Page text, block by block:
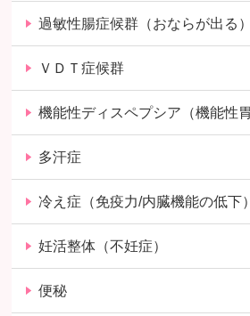
過敏性腸症候群（おならが出る）
ＶＤＴ症候群
機能性ディスペプシア（機能性胃
多汗症
冷え症（免疫力/内臓機能の低下）
妊活整体（不妊症）
便秘